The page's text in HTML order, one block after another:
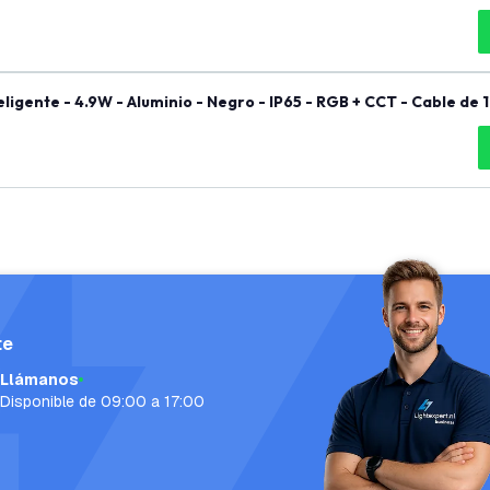
- 4.9W - Aluminio - Negro - IP65 - RGB + CCT - Cable de
Llámanos
Disponible de 09:00 a 17:00